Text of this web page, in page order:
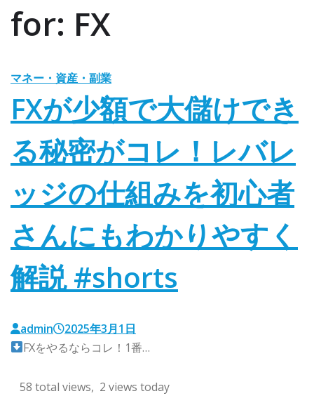
for: FX
マネー・資産・副業
FXが少額で大儲けでき
る秘密がコレ！レバレ
ッジの仕組みを初心者
さんにもわかりやすく
解説 #shorts
admin
2025年3月1日
FXをやるならコレ！1番…
58 total views, 2 views today